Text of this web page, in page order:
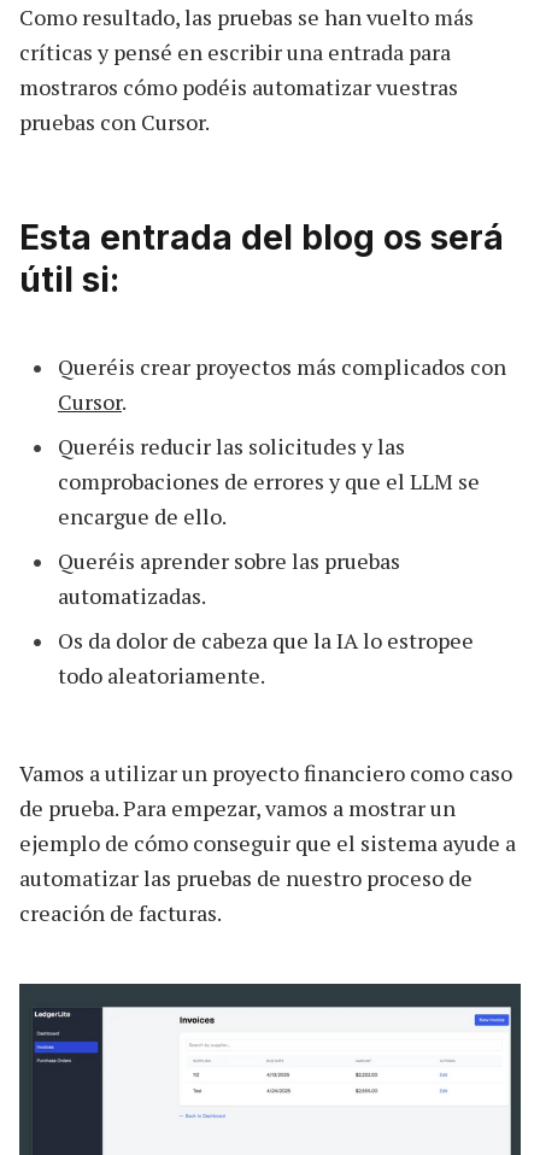
Como resultado, las pruebas se han vuelto más
críticas y pensé en escribir una entrada para
mostraros cómo podéis automatizar vuestras
pruebas con Cursor.
Esta entrada del blog os será
útil si:
Queréis crear proyectos más complicados con
Cursor.
Queréis reducir las solicitudes y las
comprobaciones de errores y que el LLM se
encargue de ello.
Queréis aprender sobre las pruebas
automatizadas.
Os da dolor de cabeza que la IA lo estropee
todo aleatoriamente.
Vamos a utilizar un proyecto financiero como caso
de prueba. Para empezar, vamos a mostrar un
ejemplo de cómo conseguir que el sistema ayude a
automatizar las pruebas de nuestro proceso de
creación de facturas.